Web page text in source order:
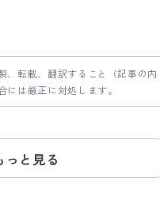
、転載、翻訳すること（記事の内
は厳正に対処します。
っと見る